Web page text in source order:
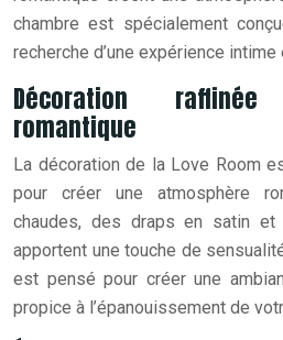
chambre est spécialement
recherche d’une expérience
Décoration
romantique
La décoration de la Love Room
pour créer une atmosphère
chaudes, des draps en satin et
apportent une touche de
est pensé pour créer une
propice à l’épanouissement de